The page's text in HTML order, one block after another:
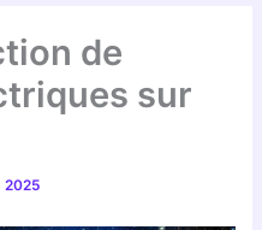
de
sur
2025